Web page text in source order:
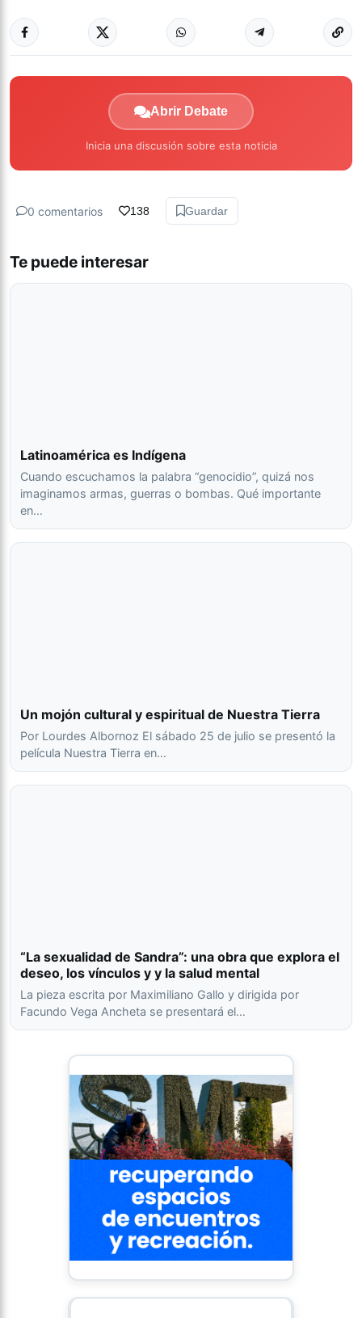
Abrir Debate
Inicia una discusión sobre esta noticia
0 comentarios 138 Guardar
Te puede interesar
Latinoamérica es Indígena
Cuando escuchamos la palabra “genocidio”, quizá nos
imaginamos armas, guerras o bombas. Qué importante
en…
Un mojón cultural y espiritual de Nuestra Tierra
Por Lourdes Albornoz El sábado 25 de julio se presentó la
película Nuestra Tierra en…
“La sexualidad de Sandra”: una obra que explora el
deseo, los vínculos y y la salud mental
La pieza escrita por Maximiliano Gallo y dirigida por
Facundo Vega Ancheta se presentará el…